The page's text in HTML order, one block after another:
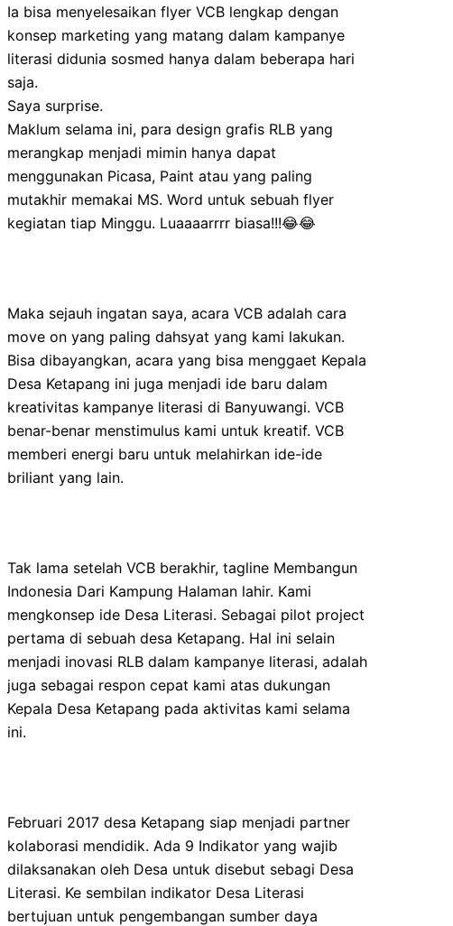
Ia bisa menyelesaikan flyer VCB lengkap dengan
konsep marketing yang matang dalam kampanye
literasi didunia sosmed hanya dalam beberapa hari
saja.
Saya surprise.
Maklum selama ini, para design grafis RLB yang
merangkap menjadi mimin hanya dapat
menggunakan Picasa, Paint atau yang paling
mutakhir memakai MS. Word untuk sebuah flyer
kegiatan tiap Minggu. Luaaaarrrr biasa!!!😂😂
Maka sejauh ingatan saya, acara VCB adalah cara
move on yang paling dahsyat yang kami lakukan.
Bisa dibayangkan, acara yang bisa menggaet Kepala
Desa Ketapang ini juga menjadi ide baru dalam
kreativitas kampanye literasi di Banyuwangi. VCB
benar-benar menstimulus kami untuk kreatif. VCB
memberi energi baru untuk melahirkan ide-ide
briliant yang lain.
Tak lama setelah VCB berakhir, tagline Membangun
Indonesia Dari Kampung Halaman lahir. Kami
mengkonsep ide Desa Literasi. Sebagai pilot project
pertama di sebuah desa Ketapang. Hal ini selain
menjadi inovasi RLB dalam kampanye literasi, adalah
juga sebagai respon cepat kami atas dukungan
Kepala Desa Ketapang pada aktivitas kami selama
ini.
Februari 2017 desa Ketapang siap menjadi partner
kolaborasi mendidik. Ada 9 Indikator yang wajib
dilaksanakan oleh Desa untuk disebut sebagi Desa
Literasi. Ke sembilan indikator Desa Literasi
bertujuan untuk pengembangan sumber daya